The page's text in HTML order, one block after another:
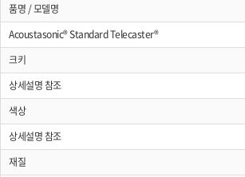
품명 / 모델명
Acoustasonic® Standard Telecaster®
크키
상세설명 참조
색상
상세설명 참조
재질